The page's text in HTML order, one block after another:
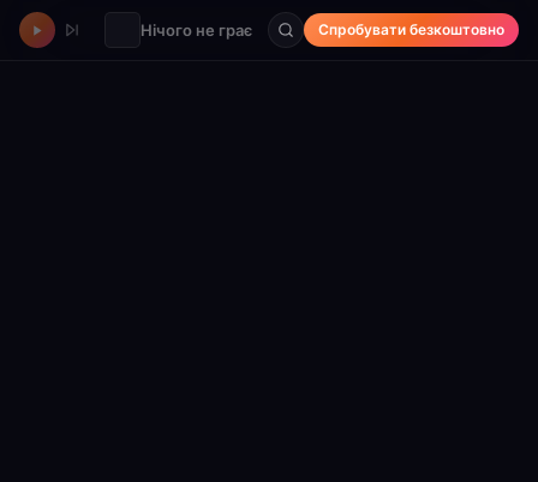
Нічого не грає Спробувати безкоштовно